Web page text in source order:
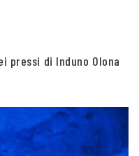
pressi di Induno Olona